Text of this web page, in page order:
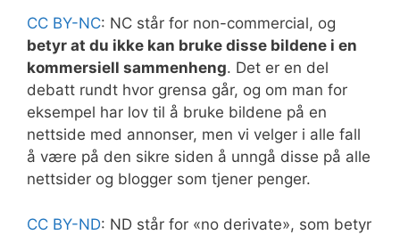
CC BY-NC: NC står for non-commercial, og
betyr at du ikke kan bruke disse bildene i en
kommersiell sammenheng. Det er en del
debatt rundt hvor grensa går, og om man for
eksempel har lov til å bruke bildene på en
nettside med annonser, men vi velger i alle fall
å være på den sikre siden å unngå disse på alle
nettsider og blogger som tjener penger.
CC BY-ND: ND står for «no derivate», som betyr